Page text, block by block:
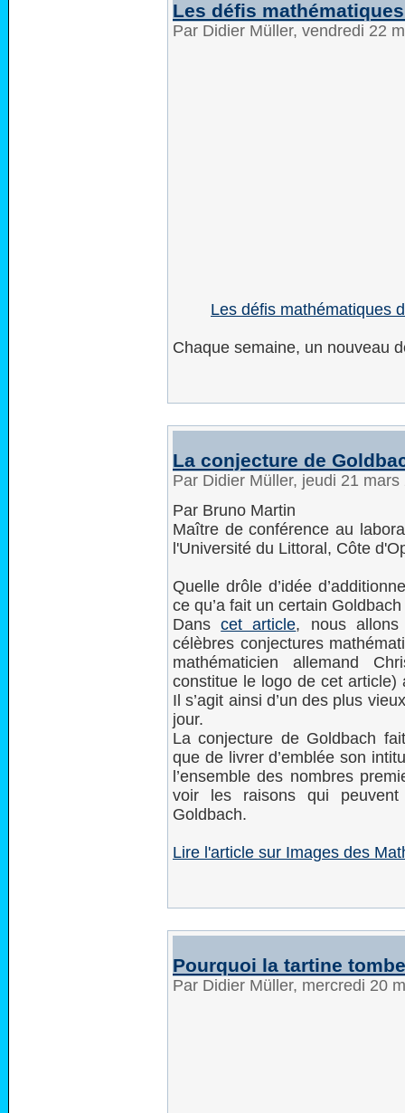
Les défis
Par Didier Müller, vendredi 22
Les défis mathématiques
Chaque semaine, un nouveau
La conjecture de
Par Didier Müller, jeudi 21
Par Bruno Martin
Maître de conférence au
l'Université du Littoral, Côte
Quelle drôle d’idée
ce qu’a fait un certain
Danscet article, nous allons
célèbres conjectures
mathématicien allemand
constitue le logo de cet article)
Il s’agit ainsi d’un des plus
jour.
La conjecture de Goldbach
que de livrer d’emblée son
l’ensemble des nombres
voir les raisons qui
Goldbach.
Lire l'article sur Images des
Pourquoi la tartine
Par Didier Müller, mercredi 20